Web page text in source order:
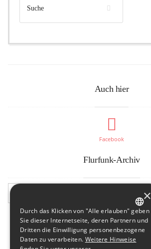
Auch hier
Facebook
Flurfunk-Archiv
GERMAN
ENGLISH
×
Durch das Klicken von "Alle erlauben" geben
Sie dieser Internetseite, deren Partnern und
Dritten die Einwilligung personenbezogene
Daten zu verarbeiten. Weitere Hinweise